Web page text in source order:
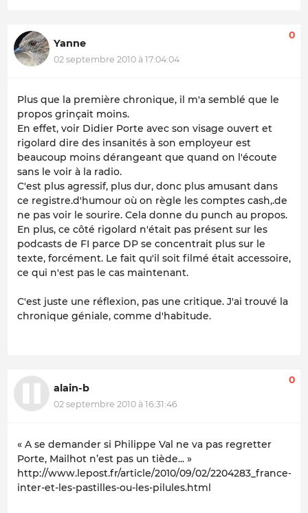
Yanne
02 septembre 2010 à 17:04:04
0
Plus que la première chronique, il m'a semblé que le
propos grinçait moins.
En effet, voir Didier Porte avec son visage ouvert et
rigolard dire des insanités à son employeur est
beaucoup moins dérangeant que quand on l'écoute
sans le voir à la radio.
C'est plus agressif, plus dur, donc plus amusant dans
ce registre.d'humour où on règle les comptes cash,.de
ne pas voir le sourire. Cela donne du punch au propos.
En plus, ce côté rigolard n'était pas présent sur les
podcasts de FI parce DP se concentrait plus sur le
texte, forcément. Le fait qu'il soit filmé était accessoire,
ce qui n'est pas le cas maintenant.
C'est juste une réflexion, pas une critique. J'ai trouvé la
chronique géniale, comme d'habitude.
alain-b
02 septembre 2010 à 16:31:46
0
« A se demander si Philippe Val ne va pas regretter
Porte, Mailhot n’est pas un tiède... »
http://www.lepost.fr/article/2010/09/02/2204283_france-
inter-et-les-pastilles-ou-les-pilules.html